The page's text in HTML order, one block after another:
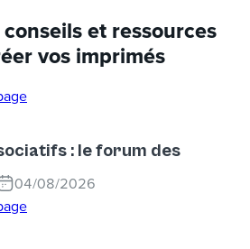
et ressources
vos imprimés
: le forum des
04/08/2026